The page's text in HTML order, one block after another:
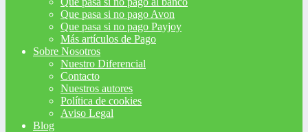
Que pasa si no pago Avon
Que pasa si no pago Payjoy
Más artículos de Pago
Sobre Nosotros
Nuestro Diferencial
Contacto
Nuestros autores
Política de cookies
Aviso Legal
Blog